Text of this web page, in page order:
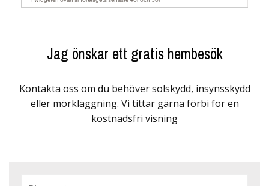
Jag önskar ett gratis hembesök
Kontakta oss om du behöver solskydd, insynsskydd
eller mörkläggning. Vi tittar gärna förbi för en
kostnadsfri visning